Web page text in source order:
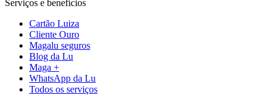
Serviços e benefícios
Cartão Luiza
Cliente Ouro
Magalu seguros
Blog da Lu
Maga +
WhatsApp da Lu
Todos os serviços